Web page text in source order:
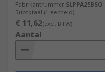
Fabrikantnummer SLPPA25BSO
Subtotaal (1 eenheid)
€ 11,62(excl. BTW)
Aantal